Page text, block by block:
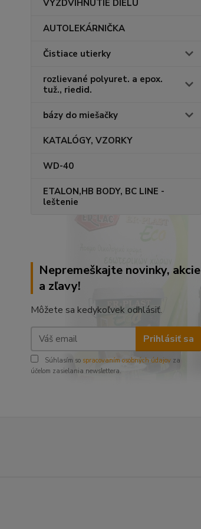
VYZDVIHNUTIE DIELU
AUTOLEKÁRNIČKA
Čistiace utierky
rozlievané polyuret. a epox.
tuž., riedid.
bázy do miešačky
KATALÓGY, VZORKY
WD-40
ETALON,HB BODY, BC LINE -
leštenie
Nepremeškajte novinky, akcie
a zľavy!
Môžete sa kedykoľvek odhlásiť.
Prihlásiť sa
Súhlasím so spracovaním osobných údajov za
účelom zasielania newslettera.